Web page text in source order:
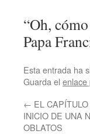
“Oh,
Papa
Esta entrada ha
Guarda el enlace
← EL
INICIO DE UNA
OBLATOS